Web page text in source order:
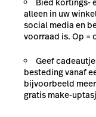
alleen in uw
social media en
voorraad is. Op =
Geef
besteding vanaf
bijvoorbeeld
gratis make-